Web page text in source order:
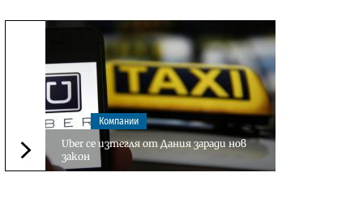
Следваща новина
Компании
Uber се изтегля от Дания заради нов
закон